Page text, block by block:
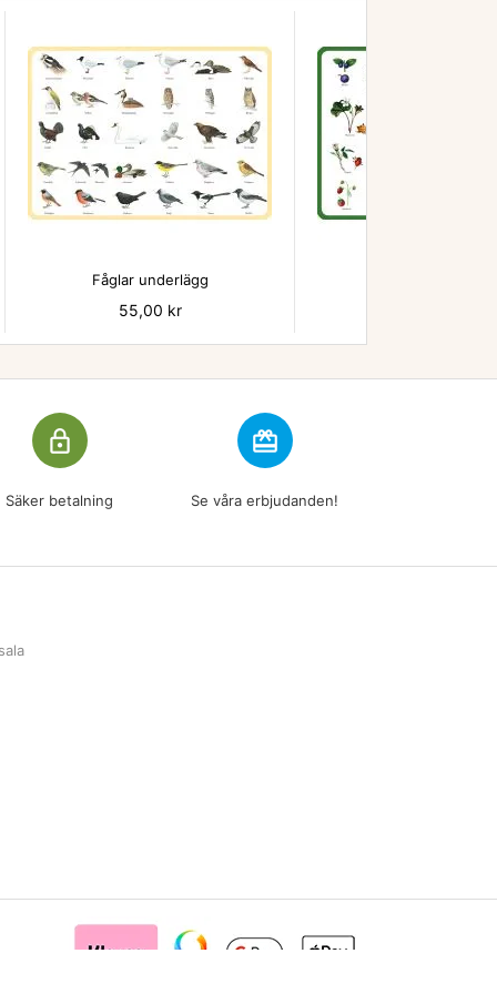

Fåglar underlägg
Pris
55,00 kr
lock_outline
Säker betalning
redeem
Se våra erbjudanden!